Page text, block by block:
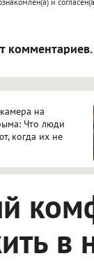
комментариев.
на
Что люди
когда их не
в